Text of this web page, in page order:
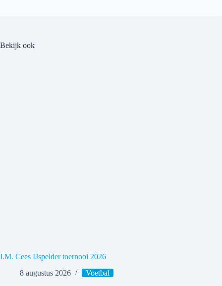
Bekijk ook
I.M. Cees IJspelder toernooi 2026
8 augustus 2026
Voetbal